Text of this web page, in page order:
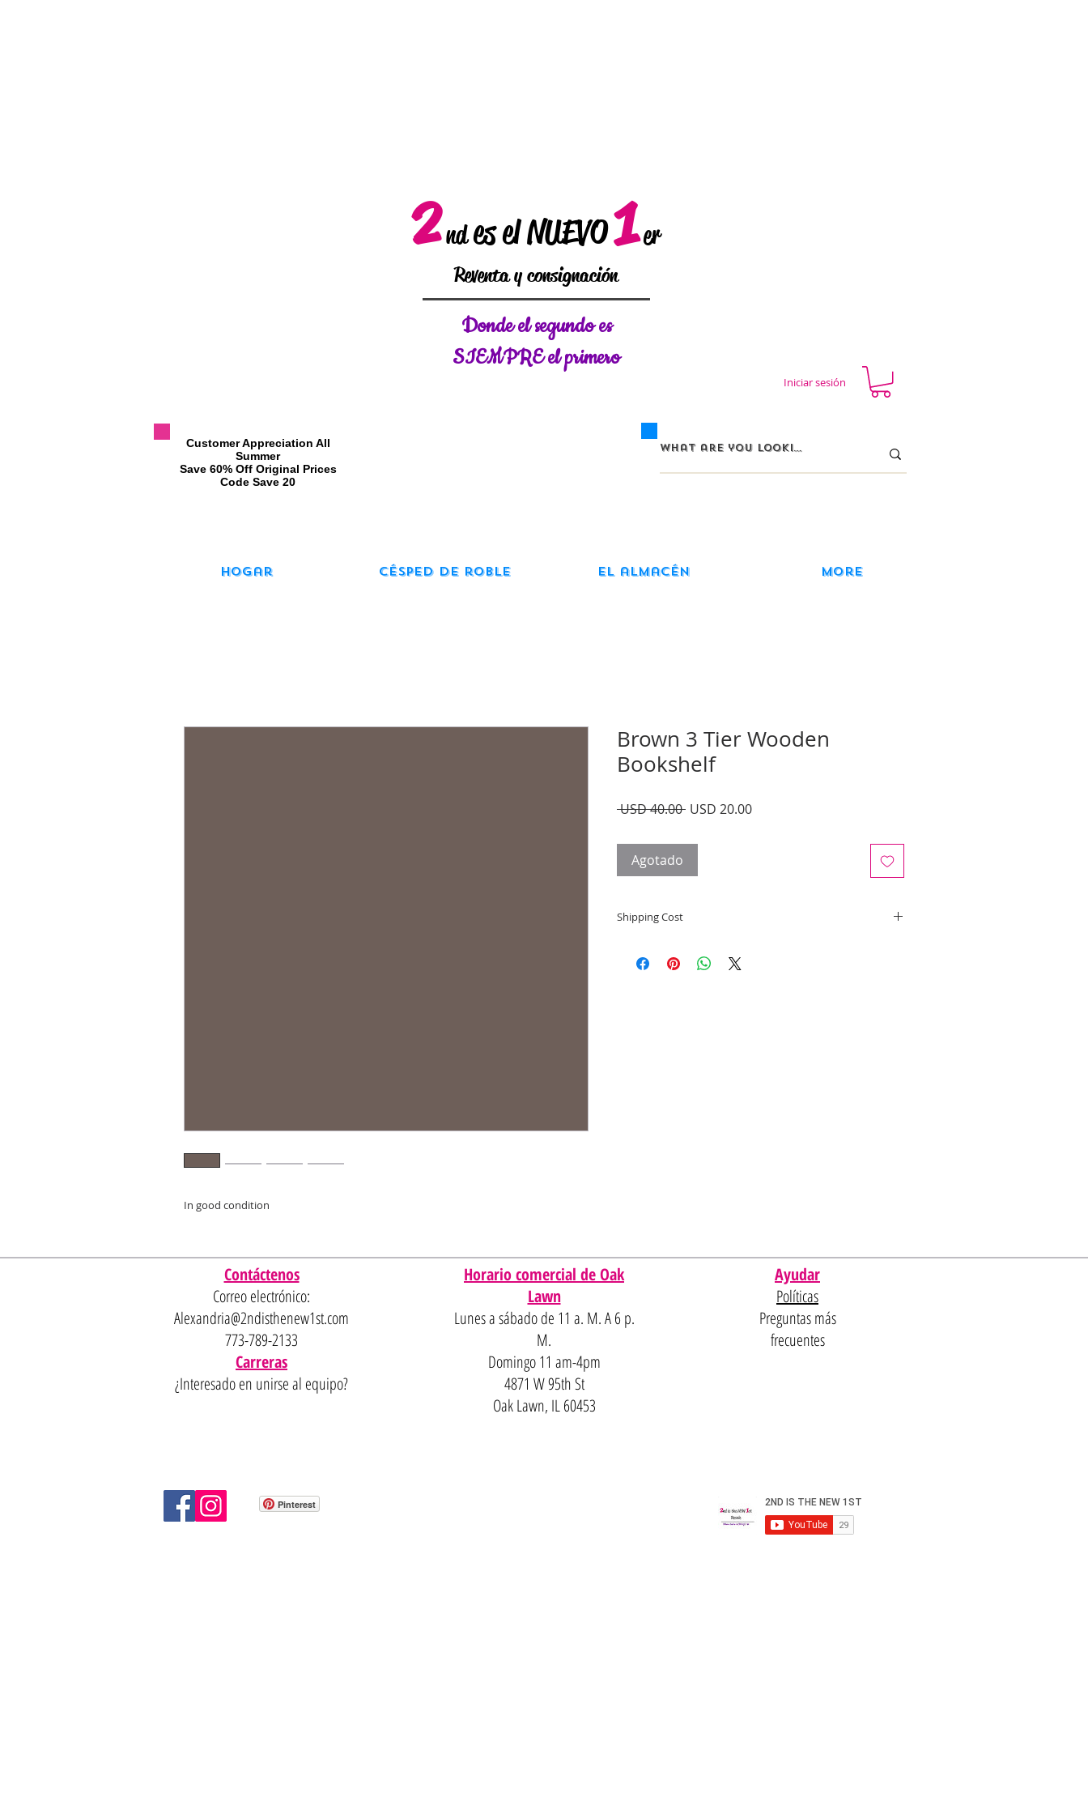
2 nd es el NUEVO1 er
Reventa y consignación
​Customer Appreciation All
Summer
​Save 60% Off Original Prices
​Code Save 20
Donde elsegundo es
SIEMPRE el primero
Iniciar sesión
Hogar Césped de roble El almacén More
In good condition
Brown 3 Tier Wooden
Bookshelf
USD 40.00 Precio
USD 20.00Precio
Agotado
Shipping Cost
to state shipping may be an additional cost.
Contáctenos
Correo electrónico:
Alexandria@2ndisthenew1st.com
773-789-2133
Carreras
¿Interesado en unirse al equipo?
Horario comercial de Oak
Lawn
Lunes a sábado de 11 a. M. A 6 p.
M.
Domingo 11 am-4pm
4871 W 95th St
Oak Lawn, IL 60453
Ayudar
Políticas
Preguntas más
frecuentes
Pinterest